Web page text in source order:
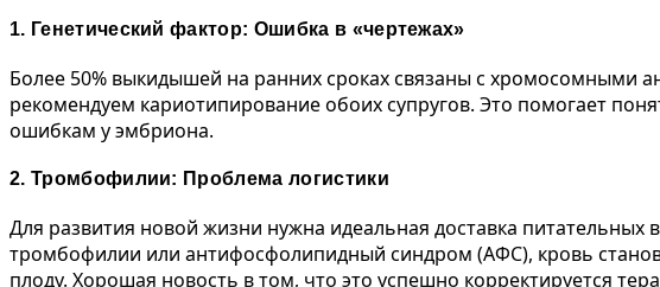
1. Генетический фактор: Ошибка в «чертежах»
Более 50% выкидышей на ранних сроках связаны с хромосомными
рекомендуем кариотипирование обоих супругов. Это помогает
ошибкам у эмбриона.
2. Тромбофилии: Проблема логистики
Для развития новой жизни нужна идеальная доставка
тромбофилии или антифосфолипидный синдром (АФС), кровь
плоду. Хорошая новость в том, что это успешно корректируется